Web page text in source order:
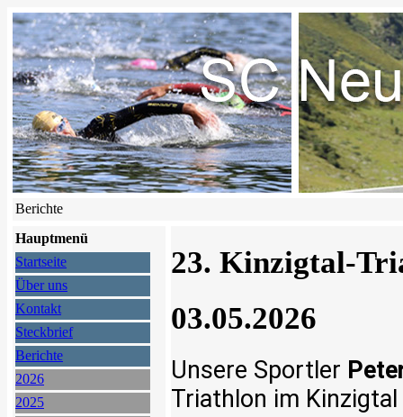
Berichte
Hauptmenü
Startseite
Über uns
Kontakt
Steckbrief
Berichte
2026
2025
23. Kinzigtal-
03.05.2026
Unsere Sportler
Triathlon im